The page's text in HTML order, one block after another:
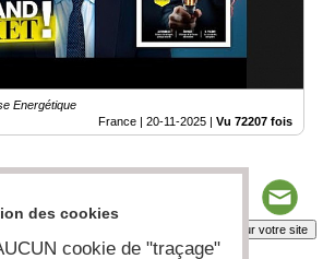
Energétique
France | 20-11-2025 | Vu 72207 fois
Insérez sur votre site
des cookies
cookie de "traçage"